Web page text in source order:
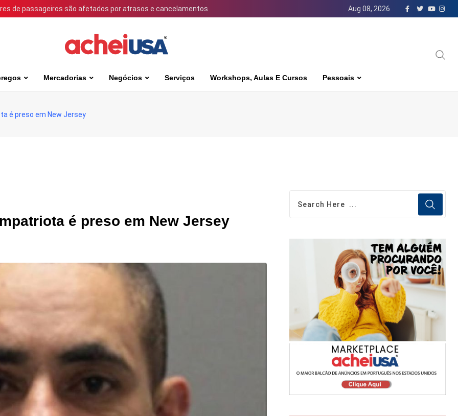
de passageiros são afetados por atrasos e cancelamentos Aug 08, 2026
Mercadorias Negócios Serviços Workshops, Aulas E Cursos Pessoais
é preso em New Jersey
é preso em New Jersey